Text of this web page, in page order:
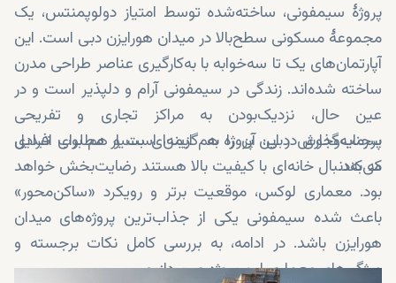
پروژهٔ سیمفونی، ساخته‌شده توسط امتیاز دولوپمنتس، یک
مجموعهٔ مسکونی سطح‌بالا در میدان هورایزن دبی است. این
آپارتمان‌های یک تا سه‌خوابه با به‌کارگیری عناصر طراحی مدرن
ساخته شده‌اند. زندگی در سیمفونی آرام و دلپذیر است و در
عین حال، نزدیک‌بودن به مراکز تجاری و تفریحی
پرجنب‌وجوش دبی، آن را به گزینه‌ای بسیار مطلوب تبدیل
می‌کند.
سرمایه‌گذاری در این پروژه هم ایمن است و هم برای افرادی
که به‌دنبال خانه‌ای با کیفیت بالا هستند رضایت‌بخش خواهد
بود. معماری لوکس، موقعیت برتر و رویکرد «ساکن‌محور»
باعث شده سیمفونی یکی از جذاب‌ترین پروژه‌های میدان
هورایزن باشد. در ادامه، به بررسی کامل نکات برجسته و
ویژگی‌های معماری این پروژه می‌پردازیم.